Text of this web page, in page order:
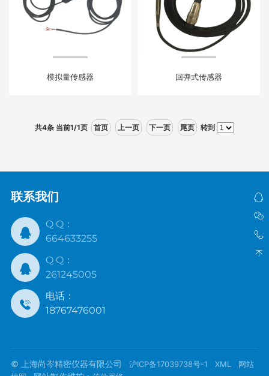
模拟量传感器 回弹式传感器
共4条 当前1/1页 首页 上一页 下一页 尾页 转到
联系我们
Q Q：
664633255
Q Q：
261245005
电话：
18767476001
© 上海尚岑精密仪器有限公司 沪ICP备17039738号-1 XML
网站